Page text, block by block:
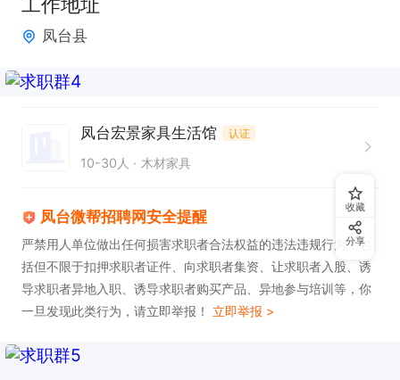
凤台县
凤台宏景家具生活馆 认证
10-30人 木材家具
凤台微帮招聘网安全提醒
严禁用人单位做出任何损害求职者合法权益的违法违规行为，包
括但不限于扣押求职者证件、向求职者集资、让求职者入股、诱
导求职者异地入职、诱导求职者购买产品、异地参与培训等，你
一旦发现此类行为，请立即举报！ 立即举报 >
收藏
分享